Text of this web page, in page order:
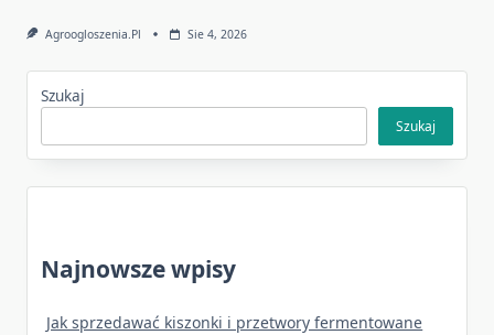
Agroogloszenia.pl Sie 4, 2026
Szukaj
Szukaj
Najnowsze wpisy
Jak sprzedawać kiszonki i przetwory fermentowane